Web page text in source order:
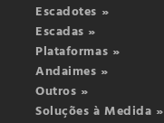
Escadotes »
Escadas »
Plataformas »
Andaimes »
Outros »
Soluções à Medida »